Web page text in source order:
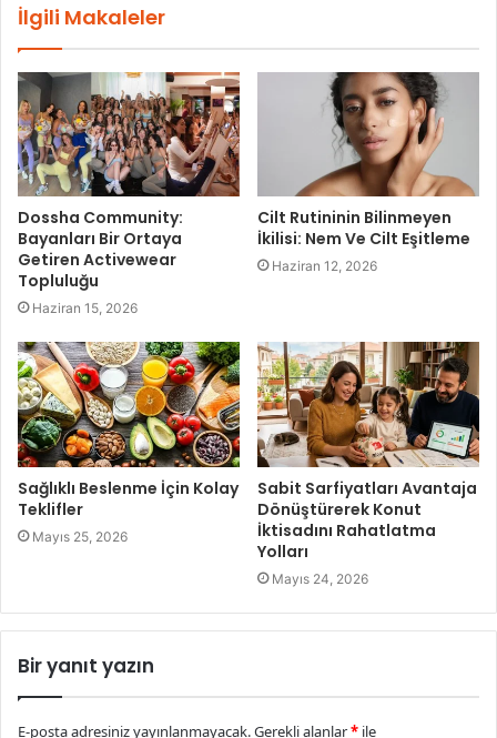
İlgili Makaleler
Dossha Community:
Bayanları Bir Ortaya
Getiren Activewear
Topluluğu
Haziran 15, 2026
Cilt Rutininin Bilinmeyen
İkilisi: Nem Ve Cilt Eşitleme
Haziran 12, 2026
Sağlıklı Beslenme İçin Kolay
Teklifler
Mayıs 25, 2026
Sabit Sarfiyatları Avantaja
Dönüştürerek Konut
İktisadını Rahatlatma
Yolları
Mayıs 24, 2026
Bir yanıt yazın
E-posta adresiniz yayınlanmayacak.Gerekli alanlar* ile